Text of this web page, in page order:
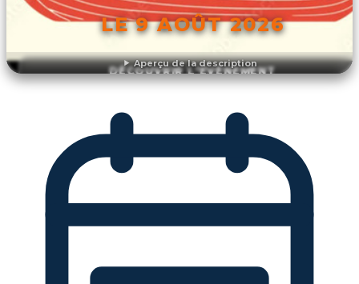
Aperçu de la description
LE 9 AOÛT 2026
DÉCOUVRIR L'ÉVÉNEMENT